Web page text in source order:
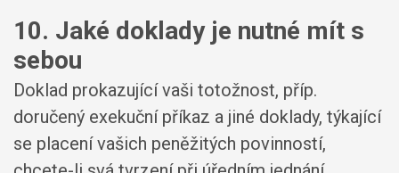
10. Jaké doklady je nutné mít s
sebou
Doklad prokazující vaši totožnost, příp.
doručený exekuční příkaz a jiné doklady, týkající
se placení vašich peněžitých povinností,